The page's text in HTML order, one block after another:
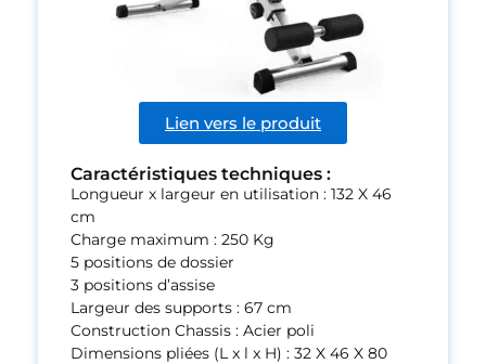
Lien vers le produit
Caractéristiques techniques :
Longueur x largeur en utilisation : 132 X 46
cm
Charge maximum : 250 Kg
5 positions de dossier
3 positions d’assise
Largeur des supports : 67 cm
Construction Chassis : Acier poli
Dimensions pliées (L x l x H) : 32 X 46 X 80